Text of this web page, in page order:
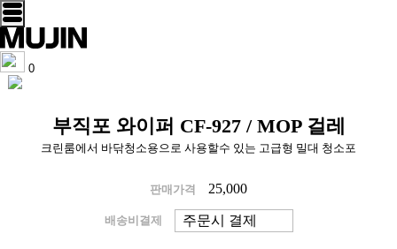
0
부직포 와이퍼 CF-927 / MOP 걸레
크린룸에서 바닦청소용으로 사용할수 있는 고급형 밀대 청소포
판매가격 25,000
배송비결제